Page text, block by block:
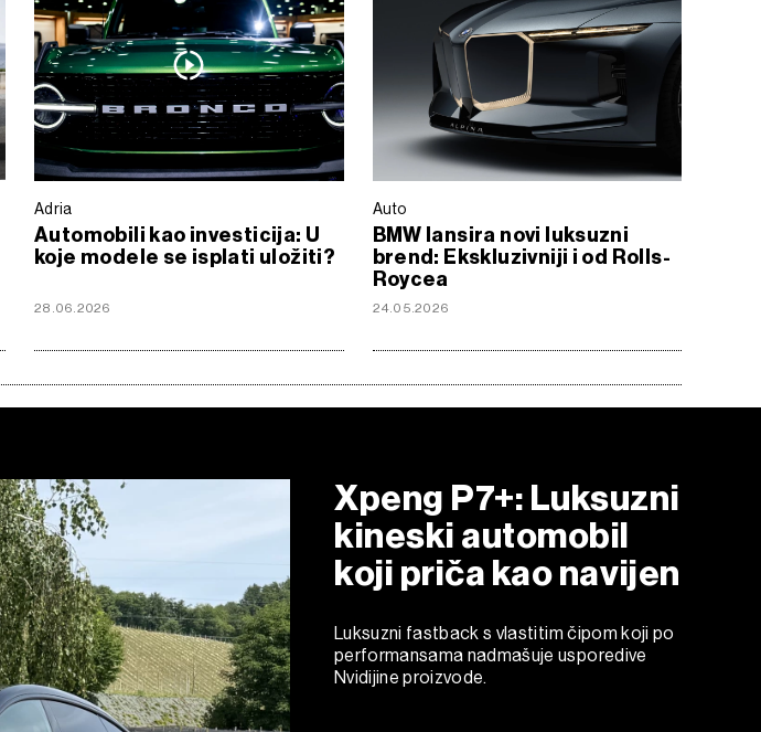
Adria
Automobili kao investicija: U
koje modele se isplati uložiti?
28.06.2026
Auto
BMW lansira novi luksuzni
brend: Ekskluzivniji i od Rolls-
Roycea
24.05.2026
Xpeng P7+: Luksuzni
kineski automobil
koji priča kao navijen
Luksuzni fastback s vlastitim čipom koji po
performansama nadmašuje usporedive
Nvidijine proizvode.